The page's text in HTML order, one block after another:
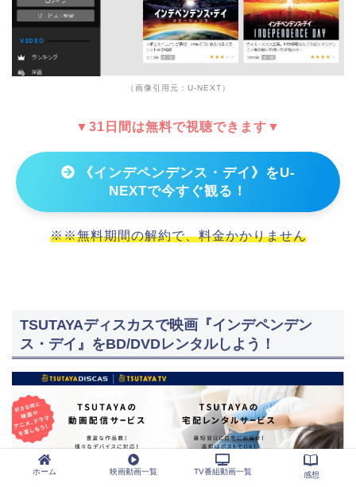
（画像引用元：U-NEXT）
▼31日間は無料で視聴できます▼
《インデペンデンス・デイ》をU-
NEXTで今すぐ観る！
※※無料期間の解約で、料金かかりません
TSUTAYAディスカスで映画『インデペンデン
ス・デイ』をBD/DVDレンタルしよう！
ホーム 映画動画一覧 TV番組動画一覧 感想